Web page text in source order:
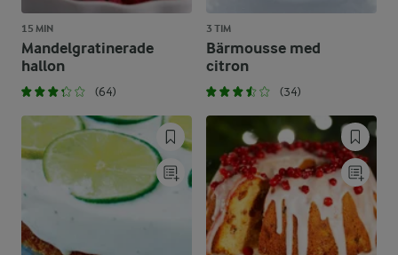
15 MIN
Mandelgratinerade
hallon
(64)
3 TIM
Bärmousse med
citron
(34)